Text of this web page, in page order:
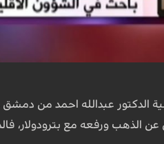
الدكتور عبدالله احمد من دمشق
الذهب ورفعه مع بترودولار،